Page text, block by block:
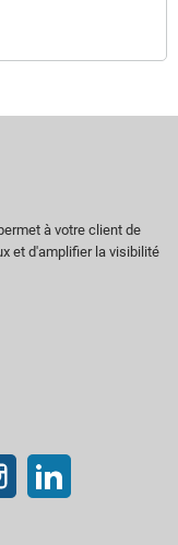
à votre client de
et d'amplifier la visibilité
Instagram